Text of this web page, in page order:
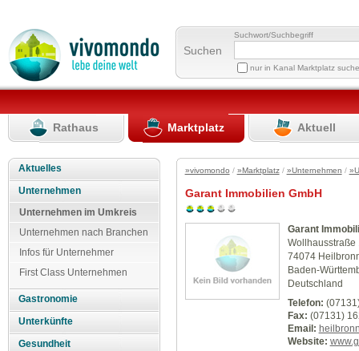
Suchen
Suchwort/Suchbegriff
nur in Kanal Marktplatz
Rathaus Marktplatz Aktuell
Aktuelles
Unternehmen
Unternehmen im Umkreis
Unternehmen nach Branchen
Infos für Unternehmer
First Class Unternehmen
Gastronomie
Unterkünfte
Gesundheit
»vivomondo / »Marktplatz/ »Unternehmen /
Garant Immobilien GmbH
Garant
Wollhausstraße
74074
Baden-
Deutschland
Telefon:
Fax: (07131)
Email:
Website: